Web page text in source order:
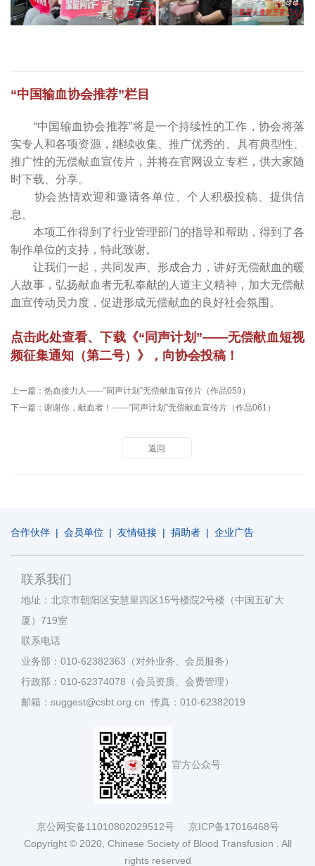
“中国输血协会推荐”栏目
“中国输血协会推荐”将是一个持续性的工作，协会将落
实专人和各项资源，继续收集、推广优秀的、具有典型性、
推广性的无偿献血宣传片，并将在官网设立专栏，供大家随
时下载、分享。
协会热情欢迎和邀请各单位、个人积极投稿、提供信
息。
本项工作得到了行业管理部门的指导和帮助，得到了各
制作单位的支持，特此致谢。
让我们一起，共同发声、形成合力，讲好无偿献血的暖
人故事，弘扬献血者无私奉献的人道主义精神，加大无偿献
血宣传动员力度，促进形成无偿献血的良好社会氛围。
点击此处查看、下载《“同声计划”——无偿献血短视
频征集通知（第二号）》，向协会投稿！
上一篇： 热血接力人——“同声计划”无偿献血宣传片（作品059）
下一篇： 谢谢你，献血者！——“同声计划”无偿献血宣传片（作品061）
返回
合作伙伴 | 会员单位 | 友情链接 | 捐助者 | 企业广告
联系我们
地址：北京市朝阳区安慧里四区15号楼院2号楼（中国五矿大
厦）719室
联系电话
业务部：010-62382363（对外业务、会员服务）
行政部：010-62374078（会员资质、会费管理）
邮箱：suggest@csbt.org.cn 传真：010-62382019
官方公众号
京公网安备11010802029512号 京ICP备17016468号
Copyright © 2020, Chinese Society of Blood Transfusion . All
rights reserved